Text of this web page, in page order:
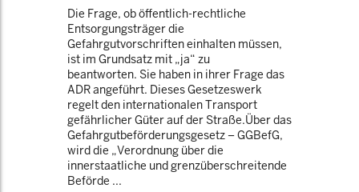
Die Frage, ob öffentlich-rechtliche
Entsorgungsträger die
Gefahrgutvorschriften einhalten müssen,
ist im Grundsatz mit „ja“ zu
beantworten. Sie haben in ihrer Frage das
ADR angeführt. Dieses Gesetzeswerk
regelt den internationalen Transport
gefährlicher Güter auf der Straße.Über das
Gefahrgutbeförderungsgesetz – GGBefG,
wird die „Verordnung über die
innerstaatliche und grenzüberschreitende
Beförde ...